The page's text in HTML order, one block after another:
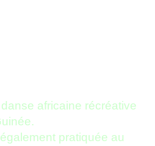
africaine récréative
pratiquée au